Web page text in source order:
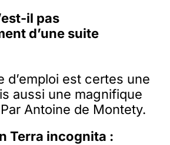
il pas
d’une suite
d’emploi est certes une
aussi une magnifique
Antoine de Montety.
Terra incognita :